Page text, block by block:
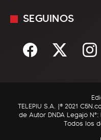
Sociedad
C5N Autos
RatingCero
Mediakit
Términos y
SEGUINOS
TELEPIU S.A. |© 2021
de Autor DNDA Legajo
Todos los